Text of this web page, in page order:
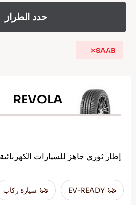
نصائح للقيادة في الثلج
حدد الطراز
SAAB
REVOLA
إطار ثوري جاهز للسيارات الكهربائية
EV-READY سيارة ركاب